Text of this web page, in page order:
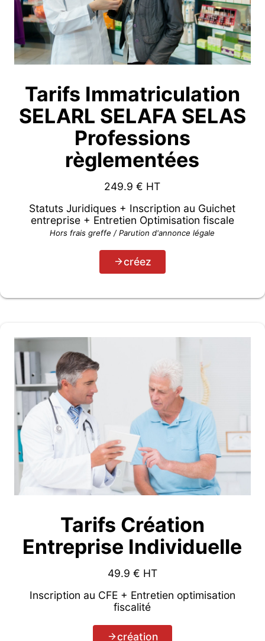
Tarifs Immatriculation
SELARL SELAFA SELAS
Professions
règlementées
249.9 € HT
Statuts Juridiques + Inscription au Guichet
entreprise + Entretien Optimisation fiscale
Hors frais greffe / Parution d'annonce légale
créez
Tarifs Création
Entreprise Individuelle
49.9 € HT
Inscription au CFE + Entretien optimisation
fiscalité
création